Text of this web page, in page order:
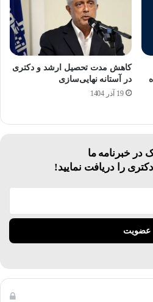
کاهش مدت تحصیل ارشد و دکتری
در آستانه نهایی‌سازی
19 آذر 1404
در خبرنامه ما
را دریافت نمایید!